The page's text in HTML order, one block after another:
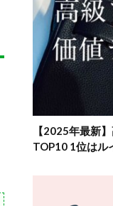
【2025年最新
TOP10 1位はル